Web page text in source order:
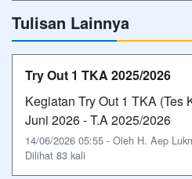
Tulisan Lainnya
Try Out 1 TKA 2025/2026
Kegiatan Try Out 1 TKA (Tes
Juni 2026 - T.A 2025/2026
14/06/2026 05:55 - Oleh H. Aep
Dilihat 83 kali